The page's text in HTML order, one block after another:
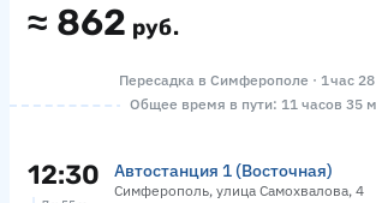
≈ 862 руб.
Пересадка в Симферополе · 1 час
Общее время в пути: 11 часов 35
12:30 Автостанция 1 (Восточная)
Симферополь, улица Самохвалова, 4